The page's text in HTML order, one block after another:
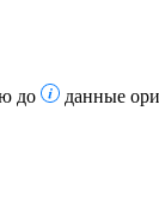
до
данные